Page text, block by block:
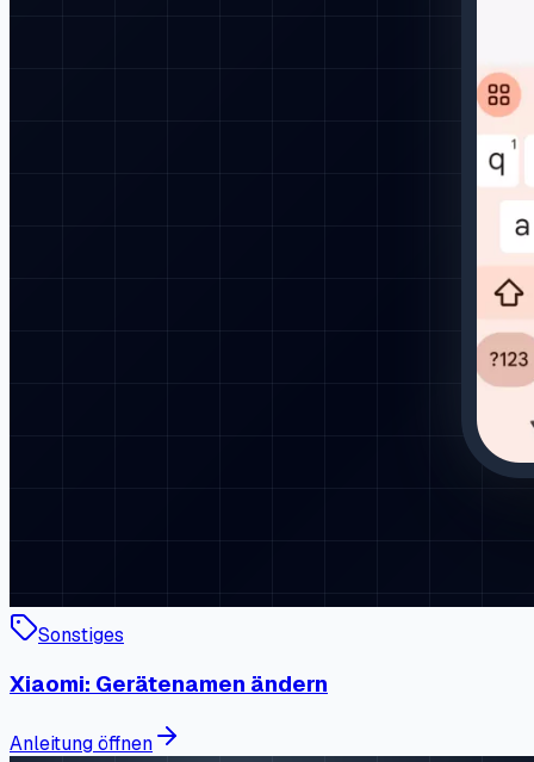
Sonstiges
Xiaomi: Gerätenamen ändern
Anleitung öffnen